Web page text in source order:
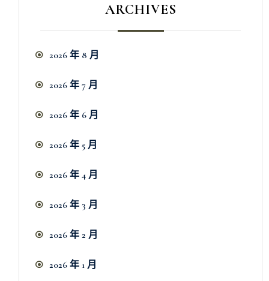
ARCHIVES
2026 年 8 月
2026 年 7 月
2026 年 6 月
2026 年 5 月
2026 年 4 月
2026 年 3 月
2026 年 2 月
2026 年 1 月